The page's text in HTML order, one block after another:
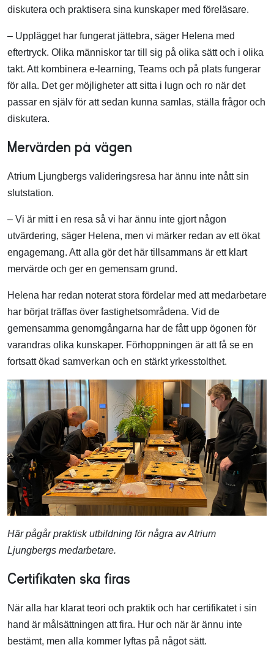
diskutera och praktisera sina kunskaper med föreläsare.
– Upplägget har fungerat jättebra, säger Helena med
eftertryck. Olika människor tar till sig på olika sätt och i olika
takt. Att kombinera e-learning, Teams och på plats fungerar
för alla. Det ger möjligheter att sitta i lugn och ro när det
passar en själv för att sedan kunna samlas, ställa frågor och
diskutera.
Mervärden på vägen
Atrium Ljungbergs valideringsresa har ännu inte nått sin
slutstation.
– Vi är mitt i en resa så vi har ännu inte gjort någon
utvärdering, säger Helena, men vi märker redan av ett ökat
engagemang. Att alla gör det här tillsammans är ett klart
mervärde och ger en gemensam grund.
Helena har redan noterat stora fördelar med att medarbetare
har börjat träffas över fastighetsområdena. Vid de
gemensamma genomgångarna har de fått upp ögonen för
varandras olika kunskaper. Förhoppningen är att få se en
fortsatt ökad samverkan och en stärkt yrkesstolthet.
Här pågår praktisk utbildning för några av Atrium
Ljungbergs medarbetare.
Certifikaten ska firas
När alla har klarat teori och praktik och har certifikatet i sin
hand är målsättningen att fira. Hur och när är ännu inte
bestämt, men alla kommer lyftas på något sätt.